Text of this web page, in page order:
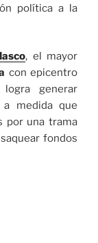
, el mayor
con epicentro
generar
a medida que
por una trama
fondos